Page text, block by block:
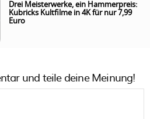
Drei Meisterwerke, ein Hammerpreis:
Kubricks Kultfilme in 4K für nur 7,99
Euro
und teile deine Meinung!